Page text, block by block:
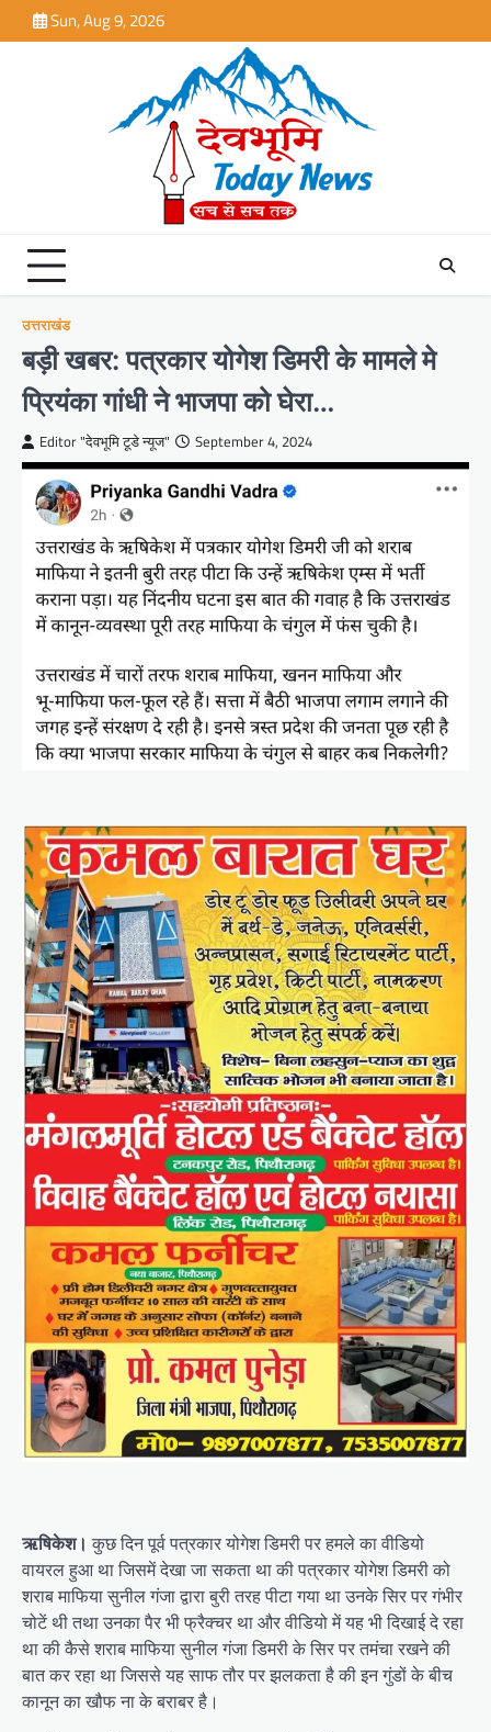
to
Sun, Aug 9, 2026
उत्तराखंड
बड़ी खबर: पत्रकार योगेश डिमरी के मामले मे
प्रियंका गांधी ने भाजपा को घेरा…
Editor "देवभूमि टूडे न्यूज" September 4, 2024
ऋषिकेश। कुछ दिन पूर्व पत्रकार योगेश डिमरी पर हमले का वीडियो
वायरल हुआ था जिसमें देखा जा सकता था की पत्रकार योगेश डिमरी को
शराब माफिया सुनील गंजा द्वारा बुरी तरह पीटा गया था उनके सिर पर गंभीर
चोटें थी तथा उनका पैर भी फ्रैक्चर था और वीडियो में यह भी दिखाई दे रहा
था की कैसे शराब माफिया सुनील गंजा डिमरी के सिर पर तमंचा रखने की
बात कर रहा था जिससे यह साफ तौर पर झलकता है की इन गुंडों के बीच
कानून का खौफ ना के बराबर है।